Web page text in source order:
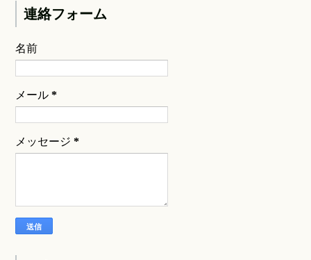
連絡フォーム
名前
メール*
メッセージ*